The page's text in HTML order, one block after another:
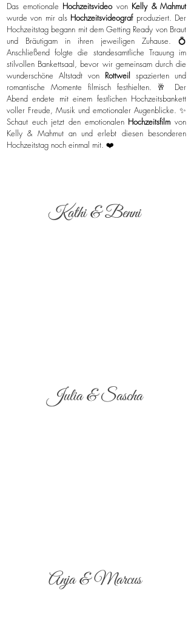
Das emotionale Hochzeitsvideovon Kelly & Mahmut
wurde von mir als Hochzeitsvideograf produziert. Der
Hochzeitstag begann mit dem Getting Ready von Braut
und Bräutigam in ihren jeweiligen Zuhause. 💍
Anschließend folgte die standesamtliche Trauung im
stilvollen Bankettsaal, bevor wir gemeinsam durch die
wunderschöne Altstadt von Rottweil spazierten und
romantische Momente filmisch festhielten. 🥂 Der
Abend endete mit einem festlichen Hochzeitsbankett
voller Freude, Musik und emotionaler Augenblicke. ✨
Schaut euch jetzt den emotionalen Hochzeitsfilmvon
Kelly & Mahmut an und erlebt diesen besonderen
Hochzeitstag noch einmal mit. ❤️
Kathi & Benni
Julia & Sascha
Anja & Marcus